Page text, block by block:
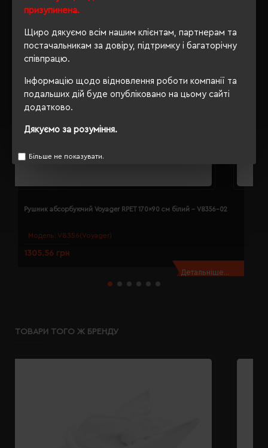
призупинена.
Щиро дякуємо всім нашим клієнтам, партнерам та
постачальникам за довіру, підтримку і багаторічну
співпрацю.
Інформацію щодо відновлення роботи компанії та
подальших дій буде опубліковано на цьому сайті
додатково.
Дякуємо за розуміння.
Більше не показувати.
Модель: V8356(Voyager)
Рушник абсорбуючий Voyager RPET 170x90 см білий - V8356-02
1305.56 грн
Детальніше...
ТОВАРИ ТОГО Ж БРЕНДУ